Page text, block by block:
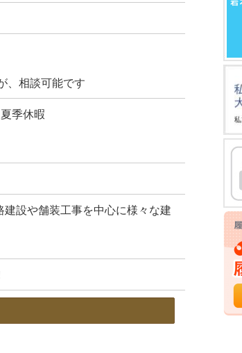
、相談可能です
季休暇
設や舗装工事を中心に様々な建